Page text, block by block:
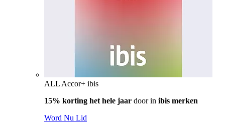
ALL Accor+ ibis
15% korting het hele jaar door in ibis merken
Word Nu Lid